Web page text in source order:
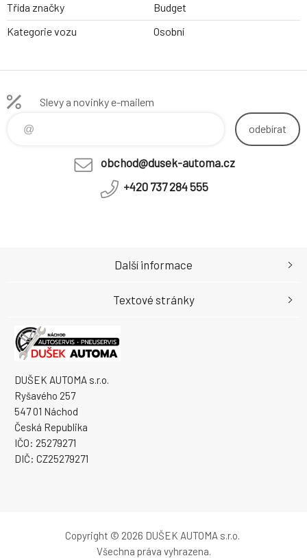
Třída značky
Budget
Kategorie vozu
Osobní
Slevy a novinky e-mailem
odebírat
obchod@dusek-automa.cz
+420 737 284 555
DUŠEK AUTOMA s.r.o.
Ryšavého 257
547 01 Náchod
Česká Republika
IČO: 25279271
DIČ: CZ25279271
Další informace
Textové stránky
Copyright © 2026 DUŠEK AUTOMA s.r.o.
Všechna práva vyhrazena.